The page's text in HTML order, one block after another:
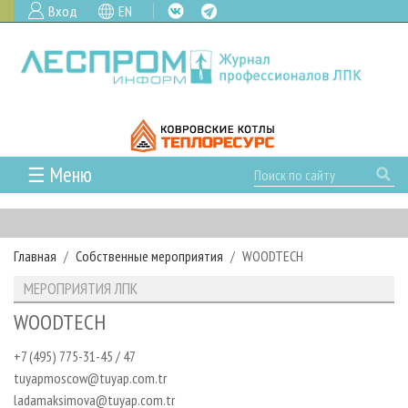
Вход EN
☰ Меню
ГЛАВНАЯ
РУБРИКИ И ТЕМЫ
РУБРИКИ ЖУРНАЛА
ЛЕСНОЕ ХОЗЯЙСТВО
ЛЕСОЗАГОТОВКА
ЛЕСОПИЛЕНИЕ
ДЕРЕВООБРАБОТКА
НОВОСТИ
КАЛЕНДАРЬ СОБЫТИЙ
НОВОСТИ ЛПК
НОВОСТИ ЖУРНАЛА
НОВОСТИ КОМПАНИЙ
ПРОЕКТЫ ЛПИ
АНАЛИТИКА
ПРЕДПРИЯТИЯ ЛПК
ЛЕСНЫЕ РЕГИОНЫ РОССИИ
АРХИВ
АРХИВ ЖУРНАЛОВ
СТАТЬИ
О ЖУРНАЛЕ
ПОДПИСКА
РЕКЛАМОДАТЕЛЯМ
Главная Собственные мероприятия WOODTECH
МЕРОПРИЯТИЯ ЛПК
WOODTECH
+7 (495) 775-31-45 / 47
tuyapmoscow@tuyap.com.tr
ladamaksimova@tuyap.com.tr